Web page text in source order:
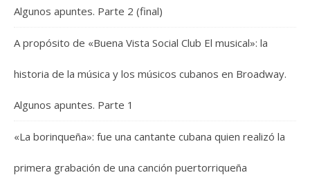
Algunos apuntes. Parte 2 (final)
A propósito de «Buena Vista Social Club El musical»: la
historia de la música y los músicos cubanos en Broadway.
Algunos apuntes. Parte 1
«La borinqueña»: fue una cantante cubana quien realizó la
primera grabación de una canción puertorriqueña